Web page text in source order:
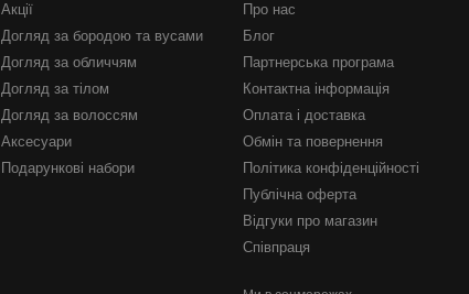
Акції
Догляд за бородою та вусами
Догляд за обличчям
Догляд за тілом
Догляд за волоссям
Аксесуари
Подарункові набори
Про нас
Блог
Партнерська програма
Контактна інформація
Оплата і доставка
Обмін та повернення
Політика конфіденційності
Публічна оферта
Відгуки про магазин
Співпраця